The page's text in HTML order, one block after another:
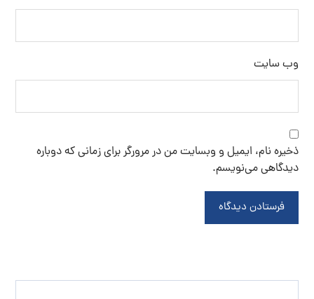
وب‌ سایت
ذخیره نام، ایمیل و وبسایت من در مرورگر برای زمانی که دوباره
دیدگاهی می‌نویسم.
فرستادن دیدگاه